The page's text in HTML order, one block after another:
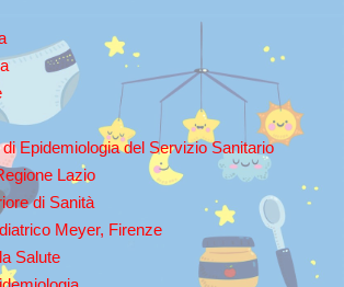
Epidemiologia del Servizio Sanitario
Lazio
di Sanità
Meyer, Firenze
Salute